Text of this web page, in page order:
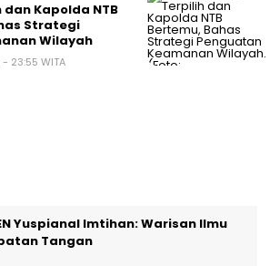
Kapolda NTB
Strategi
Wilayah
23:55 WITA
Yuspianal Imtihan: Warisan Ilmu
Tangan